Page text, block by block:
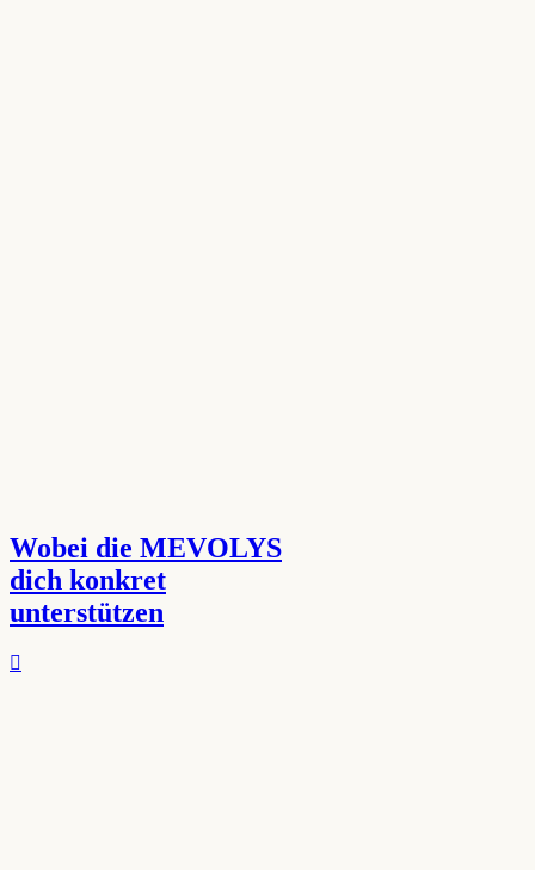
Wobei die MEVOLYS
dich konkret
unterstützen